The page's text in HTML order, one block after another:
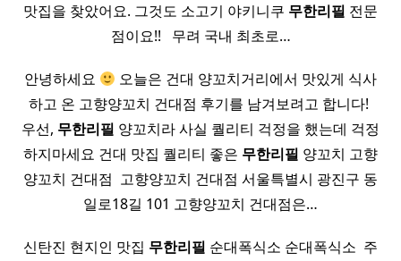
맛집을 찾았어요. 그것도 소고기 야키니쿠 무한리필 전문
점이요!! ​ ​ 무려 국내 최초로…
안녕하세요
오늘은 건대 양꼬치거리에서 맛있게 식사
하고 온 고향양꼬치 건대점 후기를 남겨보려고 합니다! ​
우선, 무한리필 양꼬치라 사실 퀄리티 걱정을 했는데 걱정
하지마세요 건대 맛집 퀄리티 좋은 무한리필 양꼬치 고향
양꼬치 건대점 ​ 고향양꼬치 건대점 서울특별시 광진구 동
일로18길 101 고향양꼬치 건대점은…
신탄진 현지인 맛집 무한리필 순대폭식소 순대폭식소​ ​ 주